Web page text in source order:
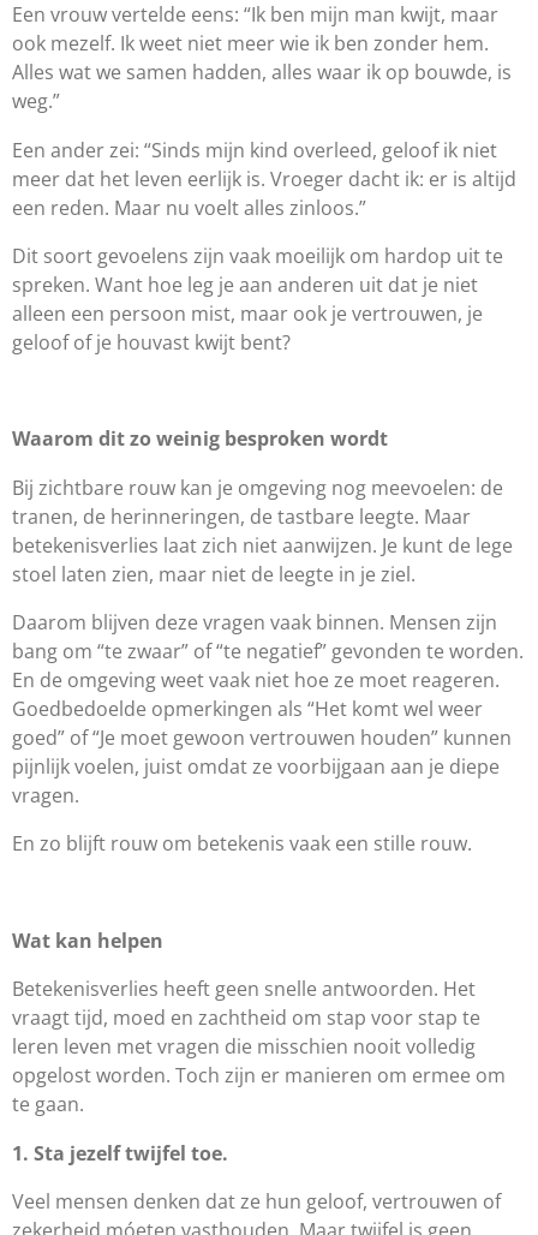
Een vrouw vertelde eens: “Ik ben mijn man kwijt, maar
ook mezelf. Ik weet niet meer wie ik ben zonder hem.
Alles wat we samen hadden, alles waar ik op bouwde, is
weg.”
Een ander zei: “Sinds mijn kind overleed, geloof ik niet
meer dat het leven eerlijk is. Vroeger dacht ik: er is altijd
een reden. Maar nu voelt alles zinloos.”
Dit soort gevoelens zijn vaak moeilijk om hardop uit te
spreken. Want hoe leg je aan anderen uit dat je niet
alleen een persoon mist, maar ook je vertrouwen, je
geloof of je houvast kwijt bent?
Waarom dit zo weinig besproken wordt
Bij zichtbare rouw kan je omgeving nog meevoelen: de
tranen, de herinneringen, de tastbare leegte. Maar
betekenisverlies laat zich niet aanwijzen. Je kunt de lege
stoel laten zien, maar niet de leegte in je ziel.
Daarom blijven deze vragen vaak binnen. Mensen zijn
bang om “te zwaar” of “te negatief” gevonden te worden.
En de omgeving weet vaak niet hoe ze moet reageren.
Goedbedoelde opmerkingen als “Het komt wel weer
goed” of “Je moet gewoon vertrouwen houden” kunnen
pijnlijk voelen, juist omdat ze voorbijgaan aan je diepe
vragen.
En zo blijft rouw om betekenis vaak een stille rouw.
Wat kan helpen
Betekenisverlies heeft geen snelle antwoorden. Het
vraagt tijd, moed en zachtheid om stap voor stap te
leren leven met vragen die misschien nooit volledig
opgelost worden. Toch zijn er manieren om ermee om
te gaan.
1. Sta jezelf twijfel toe.
Veel mensen denken dat ze hun geloof, vertrouwen of